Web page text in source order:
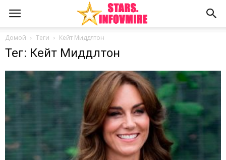
Домой Теги Кейт Миддлтон
Тег: Кейт Миддлтон